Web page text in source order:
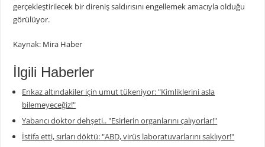
gerçekleştirilecek bir direniş saldırısını engellemek amacıyla olduğu
görülüyor.
Kaynak: Mira Haber
İlgili Haberler
Enkaz altındakiler için umut tükeniyor: "Kimliklerini asla
bilemeyeceğiz!"
Yabancı doktor dehşeti.. "Esirlerin organlarını çalıyorlar!"
İstifa etti, sırları döktü: "ABD, virüs laboratuvarlarını saklıyor!"